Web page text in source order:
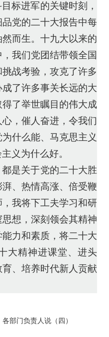
标进军的关键时刻，
党的二十大报告中每
而生。十九大以来的
我们党团结带领全国
战考验，攻克了许多
了许多事关长远的大
了举世瞩目的伟大成
，催人奋进，令我们
什么能、马克思主义
义为什么好。
是关于党的二十大胜
、热情高涨、倍受鞭
我将下工夫学习和研
想，深刻领会其精神
力和素质，将二十大
大精神进课堂、进头
、培养时代新人贡献
部门负责人说（四）